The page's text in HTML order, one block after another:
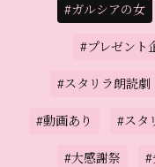
#ガルシアの女
#プレゼント
#スタリラ朗読劇
#動画あり #スタ
#大感謝祭 #